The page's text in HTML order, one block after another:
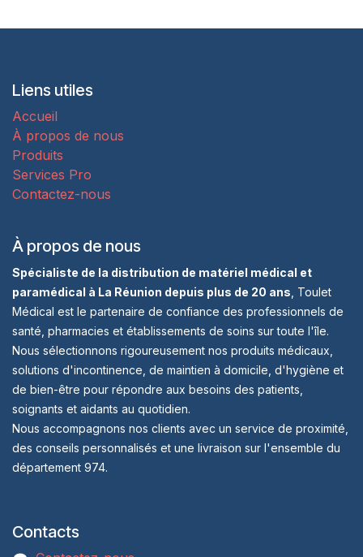
Liens utiles
Accueil
À propos de nous
Produits
Services Pro
Contactez-nous
À propos de nous
Spécialiste de la distribution de matériel médical et
paramédical à La Réunion depuis plus de 20 ans , Toulet
Médical est le partenaire de confiance des professionnels de
santé, pharmacies et établissements de soins sur toute l'île.
Nous sélectionnons rigoureusement nos produits médicaux,
solutions d'incontinence, de maintien à domicile, d'hygiène et
de bien-être pour répondre aux besoins des patients,
soignants et aidants au quotidien.
Nous accompagnons nos clients avec un service de proximité,
des conseils personnalisés et une livraison sur l'ensemble du
département 974.
Contacts